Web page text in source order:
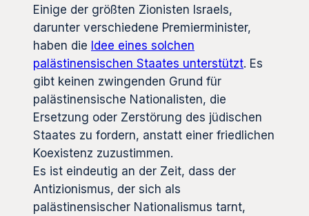
Einige der größten Zionisten Israels,
darunter verschiedene Premierminister,
haben die Idee eines solchen
palästinensischen Staates unterstützt. Es
gibt keinen zwingenden Grund für
palästinensische Nationalisten, die
Ersetzung oder Zerstörung des jüdischen
Staates zu fordern, anstatt einer friedlichen
Koexistenz zuzustimmen.
Es ist eindeutig an der Zeit, dass der
Antizionismus, der sich als
palästinensischer Nationalismus tarnt,